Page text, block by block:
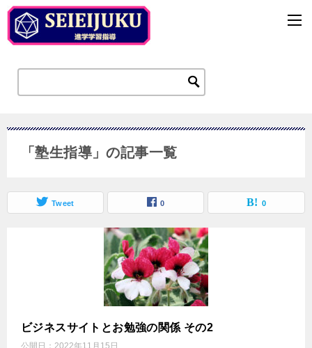
「塾生指導」の記事一覧
Tweet 0 0
ビジネスサイトとお勉強の関係 その2
公開日： 2022年11月15日